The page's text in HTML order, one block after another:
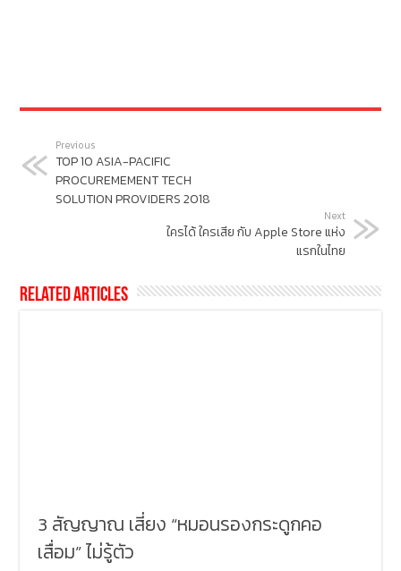
Previous
TOP 10 ASIA-PACIFIC
PROCUREMEMENT TECH
SOLUTION PROVIDERS 2018
Next
ใครได้ ใครเสีย กับ Apple Store แห่ง
แรกในไทย
Related Articles
3 สัญญาณ เสี่ยง “หมอนรองกระดูกคอ
เสื่อม” ไม่รู้ตัว